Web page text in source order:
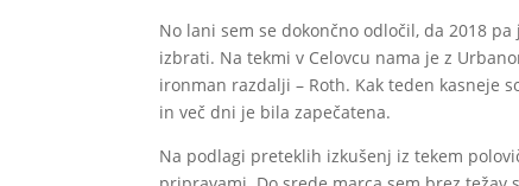
No lani sem se dokončno odločil, da 2018
izbrati. Na tekmi v Celovcu nama je z
ironman razdalji – Roth. Kak teden kasneje
in več dni je bila zapečatena.
Na podlagi preteklih izkušenj iz tekem